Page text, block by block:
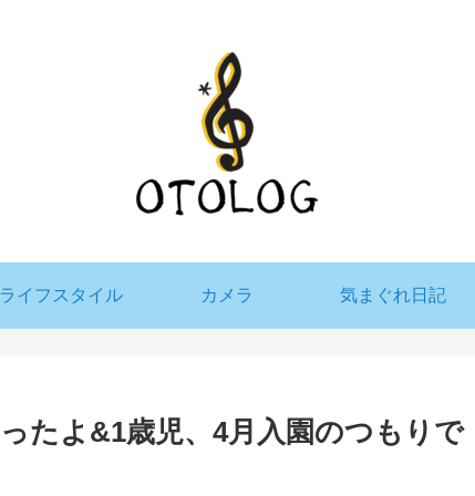
ライフスタイル カメラ 気まぐれ日記
たよ&1歳児、4月入園のつもりで